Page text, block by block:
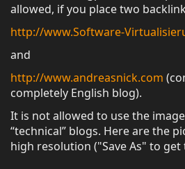
allowed, if you place two
http://www.Software-
and
http://www.andreasnick.com
completely English blog).
It is not allowed to use the
“technical” blogs. Here are the
high resolution ("Save As" to